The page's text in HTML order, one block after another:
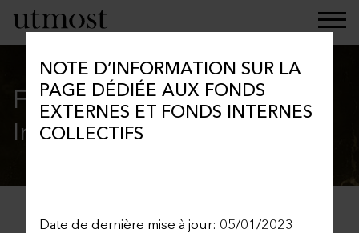
NOTE D’INFORMATION SUR LA
PAGE DÉDIÉE AUX FONDS
EXTERNES ET FONDS INTERNES
COLLECTIFS
Date de dernière mise à jour: 05/01/2023
Fonds Externes et Fonds
Internes Collectifs